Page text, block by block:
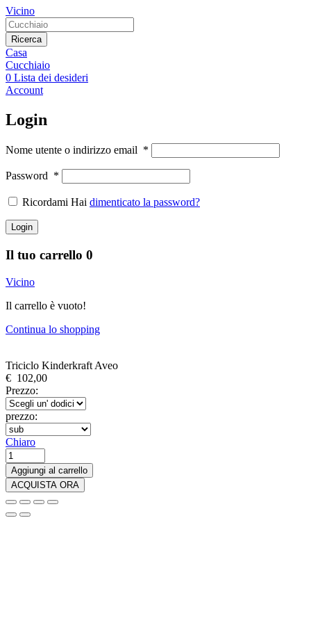
Vicino
Ricerca
Casa
Cucchiaio
0 Lista dei desideri
Account
Login
Nome utente o indirizzo email *
Password *
Ricordami Hai dimenticato la password?
Login
Il tuo carrello 0
Vicino
Il carrello è vuoto!
Continua lo shopping
Triciclo Kinderkraft Aveo
€ 102,00
Prezzo:
prezzo:
Chiaro
Triciclo
Kinderkraft
Aveo
quantità
Aggiungi al carrello
ACQUISTA ORA